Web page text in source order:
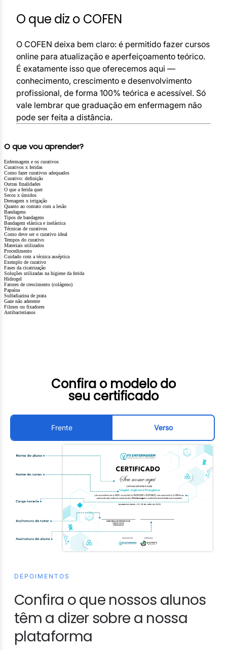
O que diz o COFEN
O COFEN deixa bem claro: é permitido fazer cursos
online para atualização e aperfeiçoamento teórico.
É exatamente isso que oferecemos aqui —
conhecimento, crescimento e desenvolvimento
profissional, de forma 100% teórica e acessível. Só
vale lembrar que graduação em enfermagem não
pode ser feita a distância.
O que vou aprender?
Enfermagem e os curativos
Curativos x feridas
Como fazer curativos adequados
Curativo: definição
Outras finalidades
O que a ferida quer
Secos x úmidos
Drenagem x irrigação
Quanto ao contato com a lesão
Bandagens
Tipos de bandagens
Bandagem elástica e inelástica
Técnicas de curativos
Como deve ser o curativo ideal
Tempos do curativo
Materiais utilizados
Procedimento
Cuidado com a técnica asséptica
Exemplo de curativo
Fases da cicatrização
Soluções utilizadas na higiene da ferida
Hidrogel
Fatores de crescimento (colágeno)
Papaína
Sulfadiazina de prata
Gaze não aderente
Filmes ou fixadores
Antibacterianos
Frente Verso
Confira o modelo do
seu certificado
DEPOIMENTOS
Confira o que nossos alunos
têm a dizer sobre a nossa
plataforma